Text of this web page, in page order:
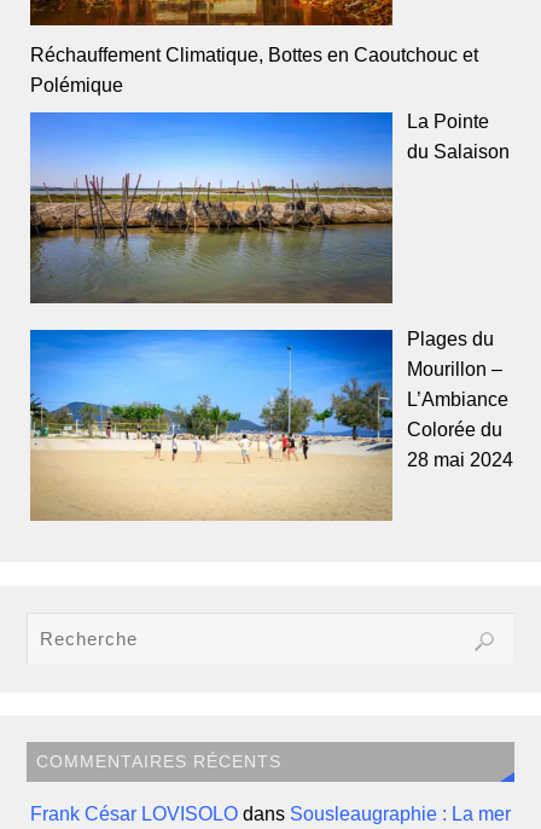
Réchauffement Climatique, Bottes en Caoutchouc et
Polémique
La Pointe
du Salaison
Plages du
Mourillon –
L’Ambiance
Colorée du
28 mai 2024
COMMENTAIRES RÉCENTS
Frank César LOVISOLO dans Sousleaugraphie : La mer